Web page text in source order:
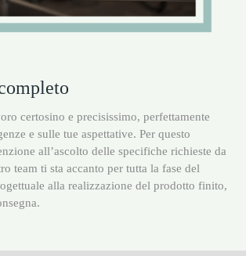
certosino e precisissimo, perfettamente
e sulle tue aspettative. Per questo
all’ascolto delle specifiche richieste da
team ti sta accanto per tutta la fase del
alla realizzazione del prodotto finito,